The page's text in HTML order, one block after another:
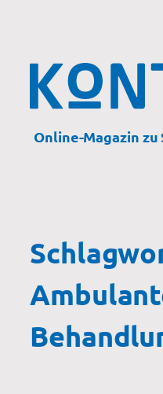
Online-Magazin zu